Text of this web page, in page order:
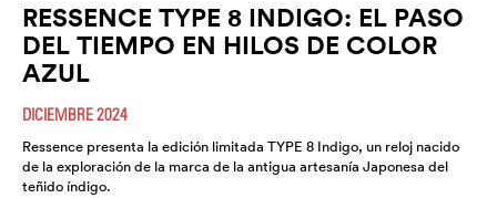
RESSENCE TYPE 8 INDIGO: EL PASO
DEL TIEMPO EN HILOS DE COLOR
AZUL
DICIEMBRE 2024
Ressence presenta la edición limitada TYPE 8 Indigo, un reloj nacido
de la exploración de la marca de la antigua artesanía Japonesa del
teñido índigo.